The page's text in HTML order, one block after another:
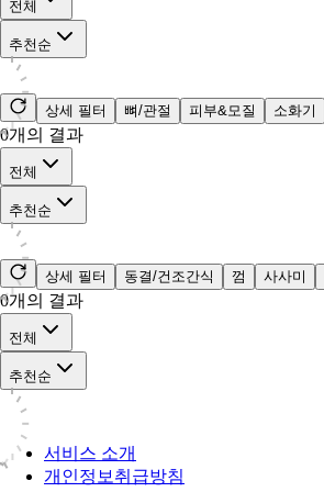
전체
추천순
상세 필터 뼈/관절 피부&모질 소화기
0개의 결과
전체
추천순
상세 필터 동결/건조간식 껌 사사미
0개의 결과
전체
추천순
서비스 소개
개인정보취급방침